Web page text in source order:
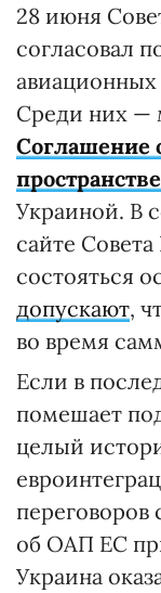
28 июня
согласовал
Среди них —
Соглашение
пространстве
Украиной. В
сайте
состояться
допускают,
во время
Если в
помешает
целый
об ОАП ЕС
Украина